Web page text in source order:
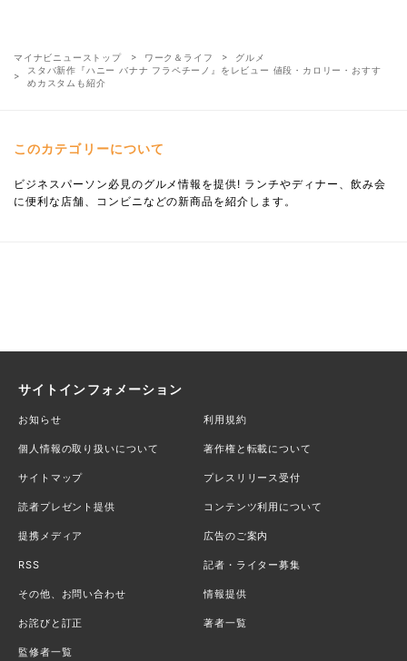
マイナビニューストップ ワーク＆ライフ
グルメ
スタバ新作『ハニー バナナ フラペチーノ』をレビュー 値段・カロリー・おすす
めカスタムも紹介
このカテゴリーについて
ビジネスパーソン必見のグルメ情報を提供! ランチやディナー、飲み会
に便利な店舗、コンビニなどの新商品を紹介します。
サイトインフォメーション
お知らせ 利用規約
個人情報の取り扱いについて 著作権と転載について
サイトマップ プレスリリース受付
読者プレゼント提供 コンテンツ利用について
提携メディア 広告のご案内
RSS 記者・ライター募集
その他、お問い合わせ 情報提供
お詫びと訂正 著者一覧
監修者一覧